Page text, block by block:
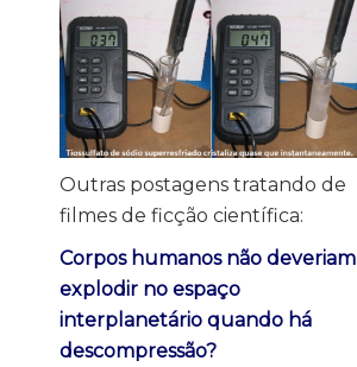
Outras postagens tratando de
filmes de ficção científica:
Corpos humanos não deveriam
explodir no espaço
interplanetário quando há
descompressão?